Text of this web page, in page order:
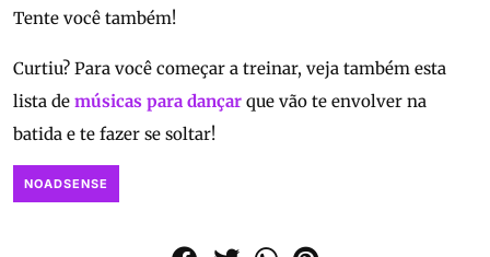
Tente você também!
Curtiu? Para você começar a treinar, veja também esta
lista de músicas para dançar que vão te envolver na
batida e te fazer se soltar!
NOADSENSE